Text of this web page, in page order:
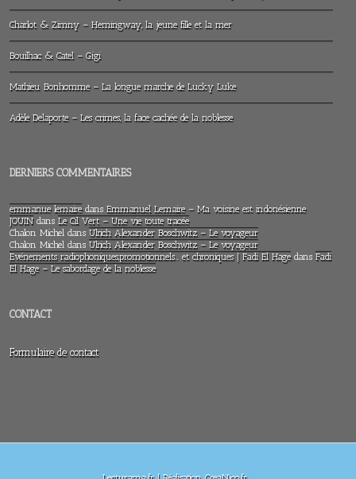
Charlot & Zimny – Hemingway, la jeune fille et la mer
Bouilhac & Catel – Gigi
Mathieu Bonhomme – La longue marche de Lucky Luke
Adèle Delaporte – Les crimes, la face cachée de la noblesse
DERNIERS COMMENTAIRES
emmanue lemairedans Emmanuel Lemaire – Ma voisine est indonésienne
JOUINdans Le Cil Vert – Une vie toute tracée
Chalon Michel dans Ulrich Alexander Boschwitz – Le voyageur
Chalon Michel dans Ulrich Alexander Boschwitz – Le voyageur
Evénements radiophoniques,promotionnels… et chroniques | Fadi El Hagedans Fadi
El Hage – Le sabordage de la noblesse
CONTACT
Formulaire de contact